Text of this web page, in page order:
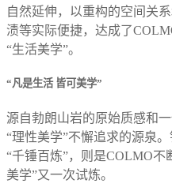
自然延伸，以重构的空间关
渍等实际便捷，达成了
“生活美学”。
“凡是生活 皆可美学”
源自勃朗山岩的原始质感和
“理性美学”不懈追求的源泉
“千锤百炼”，则是COLMO
美学”又一次试炼。